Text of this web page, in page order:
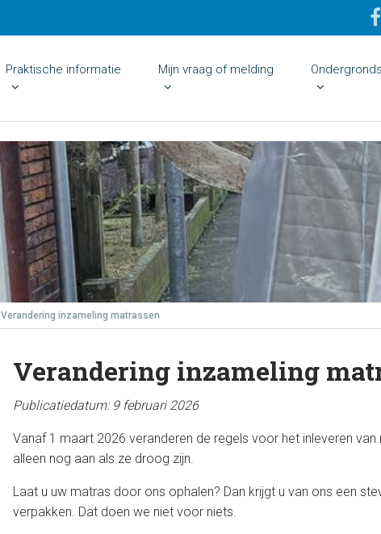
Praktische informatie Mijn vraag of melding
Verandering inzameling matrassen
Verandering inzameling
Publicatiedatum: 9 februari 2026
Vanaf 1 maart 2026 veranderen de regels voor het inleveren
alleen nog aan als ze droog zijn.
Laat u uw matras door ons ophalen? Dan krijgt u van ons een
verpakken. Dat doen we niet voor niets.